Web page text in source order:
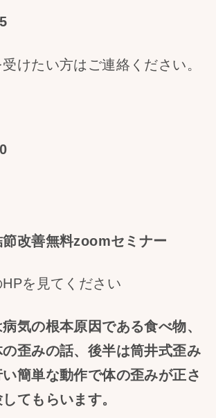
けたい方はご連絡ください。
改善無料zoomセミナー
を見てください
気の根本原因である食べ物、
歪みの話、後半は筒井式歪み
簡単な動作で体の歪みが正さ
てもらいます。